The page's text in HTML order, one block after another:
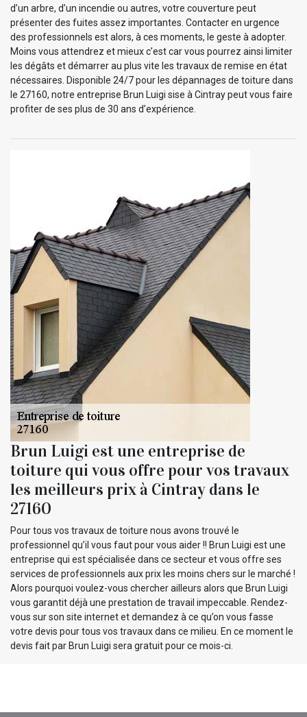
d’un arbre, d’un incendie ou autres, votre couverture peut
présenter des fuites assez importantes. Contacter en urgence
des professionnels est alors, à ces moments, le geste à adopter.
Moins vous attendrez et mieux c’est car vous pourrez ainsi limiter
les dégâts et démarrer au plus vite les travaux de remise en état
nécessaires. Disponible 24/7 pour les dépannages de toiture dans
le 27160, notre entreprise Brun Luigi sise à Cintray peut vous faire
profiter de ses plus de 30 ans d’expérience.
Brun Luigi est une entreprise de
toiture qui vous offre pour vos travaux
les meilleurs prix à Cintray dans le
27160
Pour tous vos travaux de toiture nous avons trouvé le
professionnel qu’il vous faut pour vous aider !! Brun Luigi est une
entreprise qui est spécialisée dans ce secteur et vous offre ses
services de professionnels aux prix les moins chers sur le marché !
Alors pourquoi voulez-vous chercher ailleurs alors que Brun Luigi
vous garantit déjà une prestation de travail impeccable. Rendez-
vous sur son site internet et demandez à ce qu’on vous fasse
votre devis pour tous vos travaux dans ce milieu. En ce moment le
devis fait par Brun Luigi sera gratuit pour ce mois-ci.